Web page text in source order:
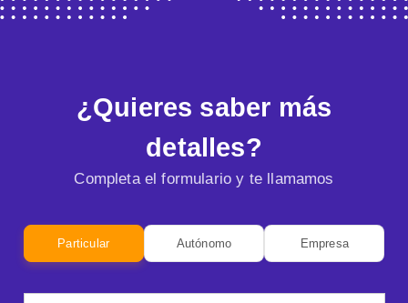
¿Quieres saber más
detalles?
Completa el formulario y te llamamos
Particular Autónomo Empresa